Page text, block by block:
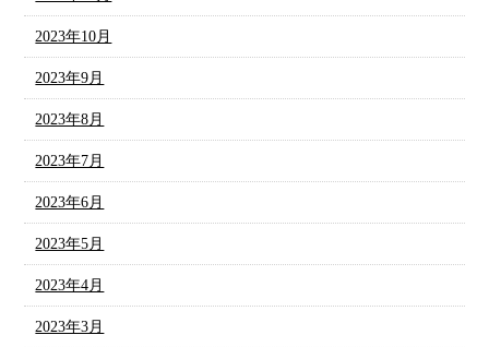
2023年10月
2023年9月
2023年8月
2023年7月
2023年6月
2023年5月
2023年4月
2023年3月